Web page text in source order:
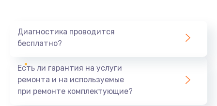
Заказать
Диагностика проводится
бесплатно?
Есть ли гарантия на услуги
ремонта и на используемые
при ремонте комплектующие?